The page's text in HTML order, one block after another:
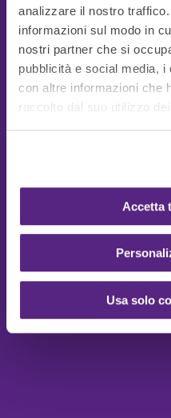
analizzare il nostro
informazioni sul modo in
nostri partner che si
pubblicità e social media, i
con altre informazioni che
raccolto dal suo utilizzo
Accetta
Usa solo